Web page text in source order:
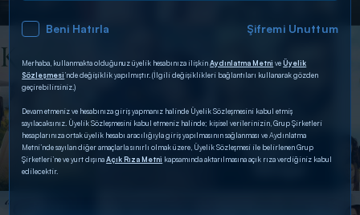
DİĞER SONUÇLAR
Beni Hatırla Şifremi Unuttum
Merhaba, kullanmakta olduğunuz üyelik hesabınıza ilişkinAydınlatma Metni veÜyelik
Sözleşmesi’nde değişiklik yapılmıştır. (İlgili değişiklikleri bağlantıları kullanarak gözden
geçirebilirsiniz.)
Devam etmeniz ve hesabınıza giriş yapmanız halinde Üyelik Sözleşmesini kabul etmiş
sayılacaksınız. Üyelik Sözleşmesini kabul etmeniz halinde; kişisel verilerinizin, Grup Şirketleri
hesaplarınıza ortak üyelik hesabı aracılığıyla giriş yapılmasının sağlanması ve Aydınlatma
Metni’nde sayılan diğer amaçlarla sınırlı olmak üzere, Üyelik Sözleşmesi ile belirlenen Grup
Şirketleri’ne ve yurt dışınaAçık Rıza Metni kapsamında aktarılmasına açık rıza verdiğiniz kabul
edilecektir.